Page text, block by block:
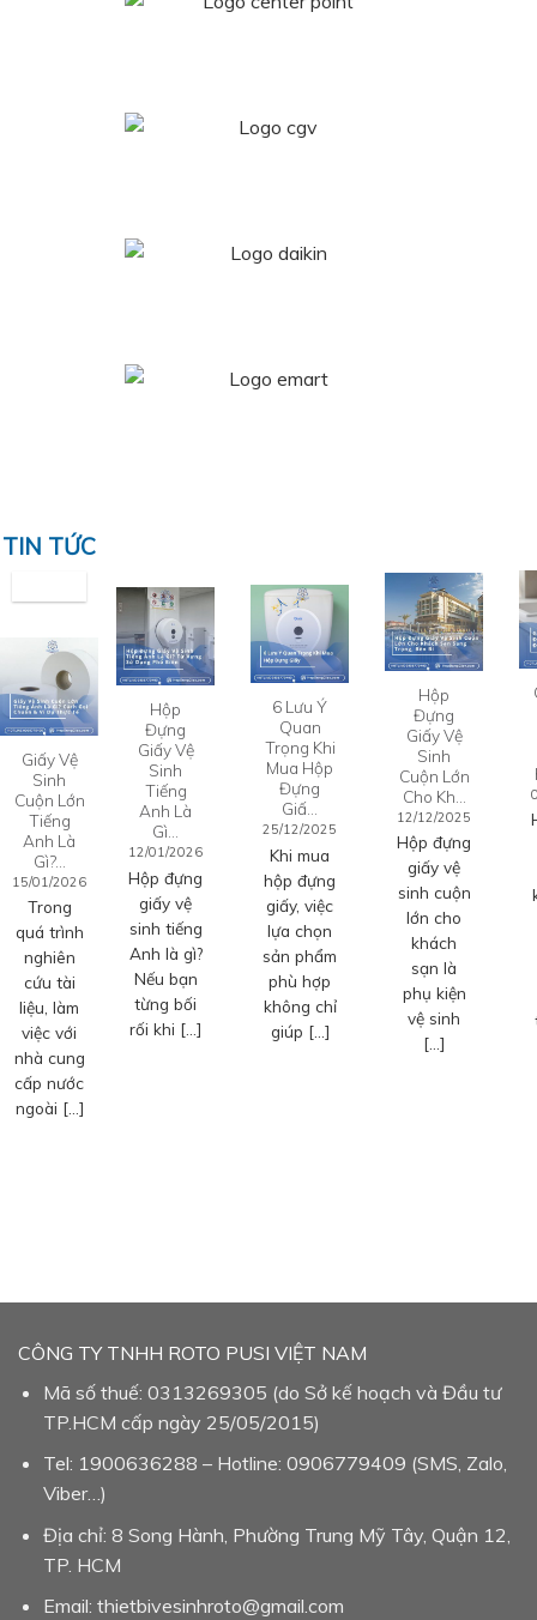
TIN TỨC
Giấy Vệ
Sinh
Cuộn Lớn
Tiếng
Anh Là
Gì?…
15/01/2026
Trong
quá trình
nghiên
cứu tài
liệu, làm
việc với
nhà cung
cấp nước
ngoài […]
Hộp
Đựng
Giấy Vệ
Sinh
Tiếng
Anh Là
Gì…
12/01/2026
Hộp đựng
giấy vệ
sinh tiếng
Anh là gì?
Nếu bạn
từng bối
rối khi […]
6 Lưu Ý
Quan
Trọng Khi
Mua Hộp
Đựng
Giấ…
25/12/2025
Khi mua
hộp đựng
giấy, việc
lựa chọn
sản phẩm
phù hợp
không chỉ
giúp […]
Hộp
Đựng
Giấy Vệ
Sinh
Cuộn Lớn
Cho Kh…
12/12/2025
Hộp đựng
giấy vệ
sinh cuộn
lớn cho
khách
sạn là
phụ kiện
vệ sinh
[…]
CÔNG TY TNHH ROTO PUSI VIỆT NAM
Mã số thuế: 0313269305 (do Sở kế hoạch và Đầu tư
TP.HCM cấp ngày 25/05/2015)
Tel: 1900636288 – Hotline: 0906779409 (SMS, Zalo,
Viber…)
Địa chỉ: 8 Song Hành, Phường Trung Mỹ Tây, Quận 12,
TP. HCM
Email: thietbivesinhroto@gmail.com